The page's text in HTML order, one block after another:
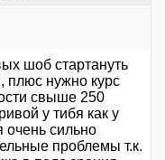
шоб стартануть
плюс нужно курс
свыше 250
у тибя как у
очень сильно
проблемы т.к.